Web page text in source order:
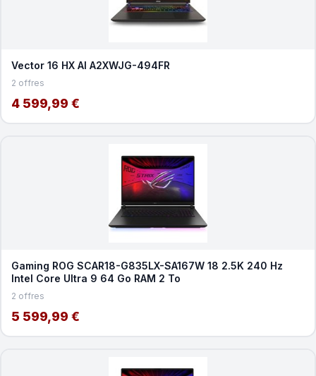
Vector 16 HX AI A2XWJG-494FR
2 offres
4 599,99 €
Gaming ROG SCAR18-G835LX-SA167W 18 2.5K 240 Hz
Intel Core Ultra 9 64 Go RAM 2 To
2 offres
5 599,99 €